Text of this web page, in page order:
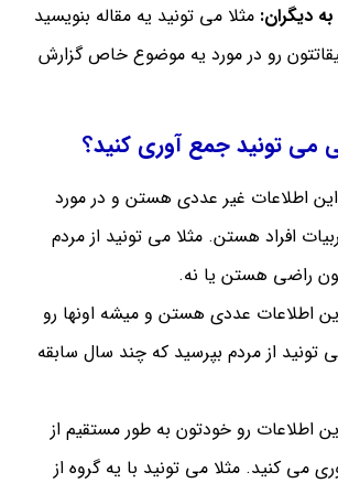
دیگران: مثلا می تونید یه مقاله بنویسید
رو در مورد یه موضوع خاص گزارش
می تونید جمع آوری کنید؟
این اطلاعات غیر عددی هستن و در مورد
افراد هستن. مثلا می تونید از مردم
راضی هستن یا نه.
اطلاعات عددی هستن و میشه اونها رو
تونید از مردم بپرسید که چند سال سابقه
اطلاعات رو خودتون به طور مستقیم از
می کنید. مثلا می تونید با یه گروه از